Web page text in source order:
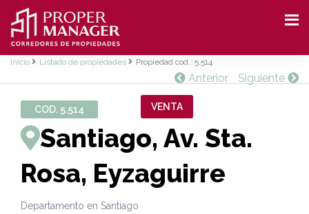
Inicio Listado de propiedades Propiedad cod.: 5.514
Anterior Siguiente
COD. 5.514 VENTA
Santiago, Av. Sta.
Rosa, Eyzaguirre
Departamento en Santiago